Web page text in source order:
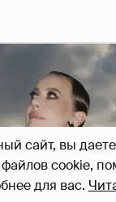
сайт, вы
файлов cookie,
для вас.